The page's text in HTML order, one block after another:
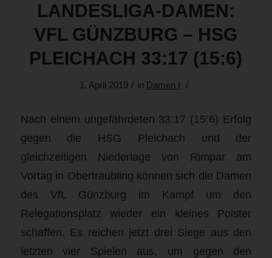
LANDESLIGA-DAMEN:
VFL GÜNZBURG – HSG
PLEICHACH 33:17 (15:6)
1. April 2019 / in Damen I /
Nach einem ungefährdeten 33:17 (15:6) Erfolg
gegen die HSG Pleichach und der
gleichzeitigen Niederlage von Rimpar am
Vortag in Obertraubling können sich die Damen
des VfL Günzburg im Kampf um den
Relegationsplatz wieder ein kleines Polster
schaffen. Es reichen jetzt drei Siege aus den
letzten vier Spielen aus, um gegen den